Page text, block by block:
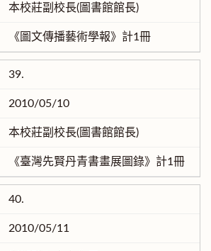
本校莊副校長(圖書館館長)
《圖文傳播藝術學報》計1冊
39.
2010/05/10
本校莊副校長(圖書館館長)
《臺灣先賢丹青書畫展圖錄》計1冊
40.
2010/05/11